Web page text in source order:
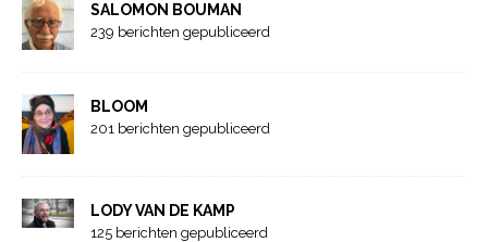
SALOMON BOUMAN
239 berichten gepubliceerd
BLOOM
201 berichten gepubliceerd
LODY VAN DE KAMP
125 berichten gepubliceerd